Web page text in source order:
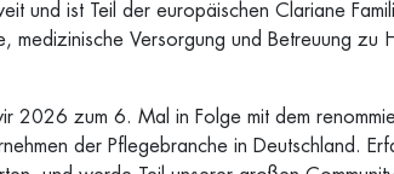
und ist Teil der europäischen Clariane
medizinische Versorgung und Betreuung
2026 zum 6. Mal in Folge mit dem
der Pflegebranche in Deutschland.